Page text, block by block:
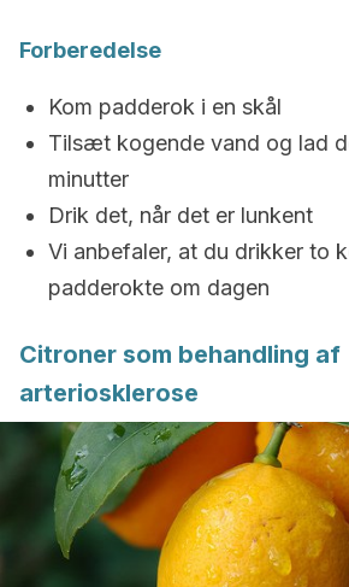
Forberedelse
Kom padderok i en skål
Tilsæt kogende vand og lad
minutter
Drik det, når det er lunkent
Vi anbefaler, at du drikker to
padderokte om dagen
Citroner som behandling af
arteriosklerose